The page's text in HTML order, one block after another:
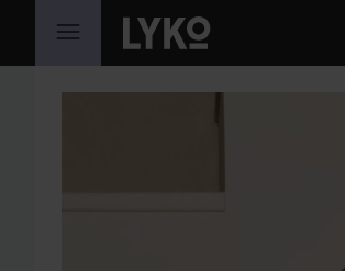
SIIRTYÄ JHK SISÄLTÖÖN